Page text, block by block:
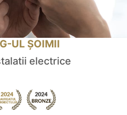
UL ȘOIMII
electrice